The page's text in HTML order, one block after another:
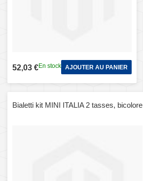
52,03 €En stock AJOUTER AU PANIER
Bialetti kit MINI ITALIA 2 tasses, bicolore